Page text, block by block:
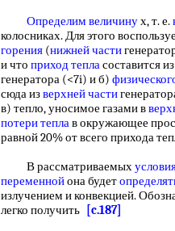
Определим величинух, т. е.
колосниках. Для этого
горения (нижней части
и что приход тепласоставится
генератора (<7i) и б)
сюда изверхней части
в) тепло, уносимое газами в
потери теплав окружающее
равной 20% от всего прихода
В рассматриваемых
переменнойона будет
излучением и конвекцией.
легко получить
[c.187]